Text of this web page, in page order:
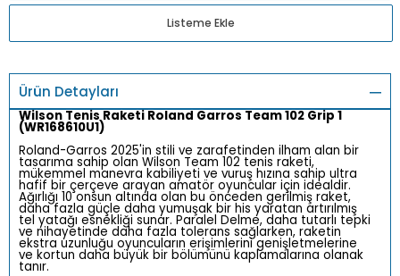
Listeme Ekle
Ürün Detayları
Wilson Tenis Raketi Roland Garros Team 102 Grip 1
(WR168610U1)
Roland-Garros 2025'in stili ve zarafetinden ilham alan bir
tasarıma sahip olan Wilson Team 102 tenis raketi,
mükemmel manevra kabiliyeti ve vuruş hızına sahip ultra
hafif bir çerçeve arayan amatör oyuncular için idealdir.
Ağırlığı 10 onsun altında olan bu önceden gerilmiş raket,
daha fazla güçle daha yumuşak bir his yaratan artırılmış
tel yatağı esnekliği sunar. Paralel Delme, daha tutarlı tepki
ve nihayetinde daha fazla tolerans sağlarken, raketin
ekstra uzunluğu oyuncuların erişimlerini genişletmelerine
ve kortun daha büyük bir bölümünü kaplamalarına olanak
tanır.